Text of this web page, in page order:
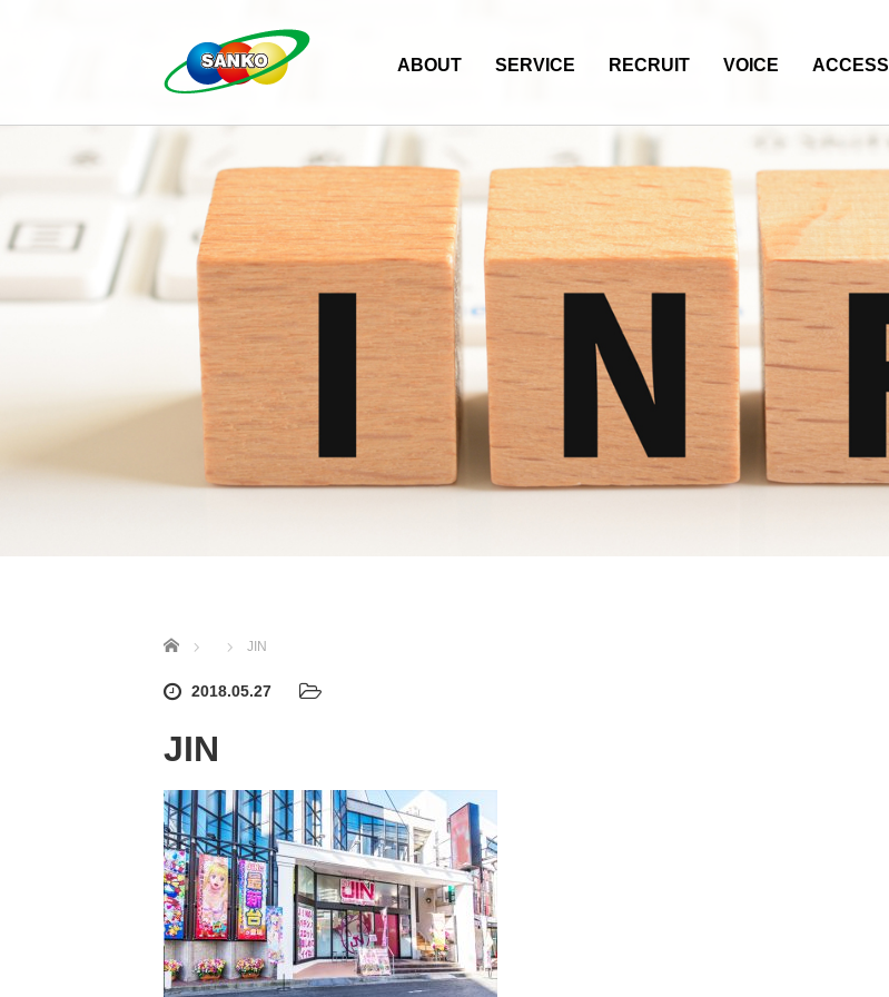
ABOUT SERVICE RECRUIT VOICE ACCESS
ホーム JIN
2018.05.27
JIN